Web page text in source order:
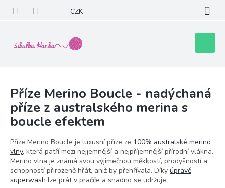
obsah
CZK
košík
Příze Merino Boucle - nadýchaná
příze z australského merina s
boucle efektem
Příze Merino Boucle je luxusní příze ze 100% australské merino
vlny, která patří mezi nejjemnější a nejpříjemnější přírodní vlákna.
Merino vlna je známá svou výjimečnou měkkostí, prodyšností a
schopností přirozeně hřát, aniž by přehřívala. Díky úpravě
superwash lze prát v pračče a snadno se udržuje.